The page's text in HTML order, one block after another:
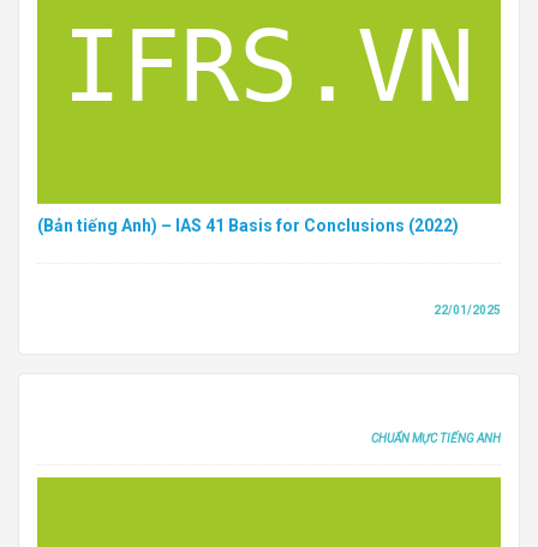
(Bản tiếng Anh) – IAS 41 Basis for Conclusions (2022)
22/01/2025
CHUẨN MỰC TIẾNG ANH